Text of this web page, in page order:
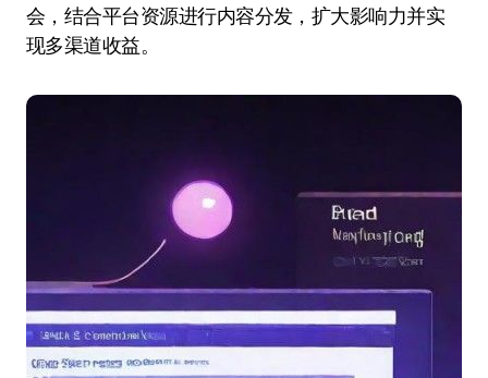
会，结合平台资源进行内容分发，扩大影响力并实
现多渠道收益。